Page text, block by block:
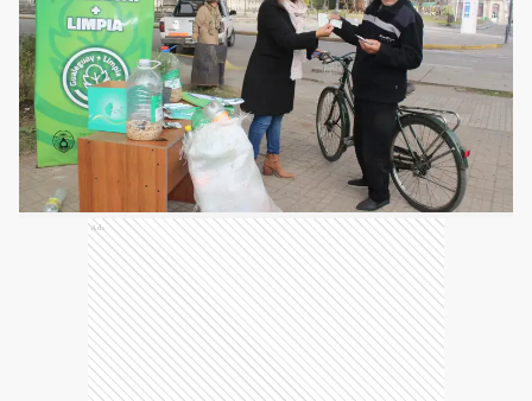
Ads